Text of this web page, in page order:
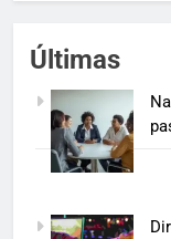
Últimas